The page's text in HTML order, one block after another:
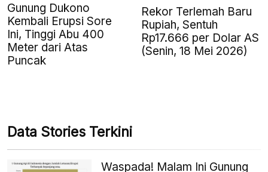
Gunung Dukono
Kembali Erupsi Sore
Ini, Tinggi Abu 400
Meter dari Atas
Puncak
Rekor Terlemah Baru
Rupiah, Sentuh
Rp17.666 per Dolar AS
(Senin, 18 Mei 2026)
Data Stories Terkini
Waspada! Malam Ini Gunung